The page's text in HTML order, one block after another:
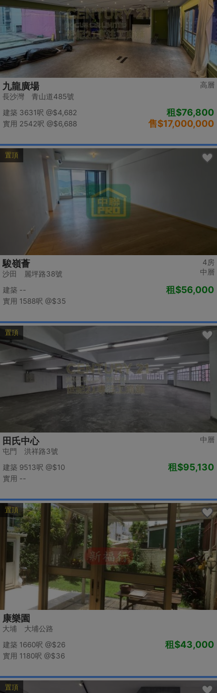
高層
九龍廣場
長沙灣 青山道485號
建築 3631呎 @$4,682
實用 2542呎 @$6,688
租$76,800
售$17,000,000
置頂
4房
中層
駿嶺薈
沙田 麗坪路38號
建築 --
實用 1588呎 @$35
租$56,000
置頂
中層
田氏中心
屯門 洪祥路3號
建築 9513呎 @$10
實用 --
租$95,130
置頂
康樂園
大埔 大埔公路
建築 1660呎 @$26
實用 1180呎 @$36
租$43,000
置頂